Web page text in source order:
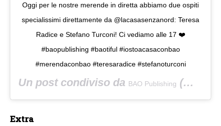
Oggi per le nostre merende in diretta abbiamo due ospiti
specialissimi direttamente da @lacasasenzanord: Teresa
Radice e Stefano Turconi! Ci vediamo alle 17 ❤️
#baopublishing #baotiful #iostoacasaconbao
#merendaconbao #teresaradice #stefanoturconi
Un post condiviso da BAO Publishing (@baopublishing) in data:
Extra